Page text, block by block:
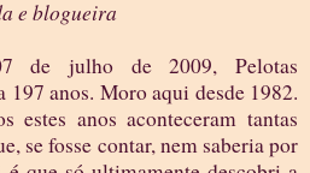
e blogueira
de julho de 2009, Pelotas
197 anos. Moro aqui desde 1982.
estes anos aconteceram tantas
se fosse contar, nem saberia por